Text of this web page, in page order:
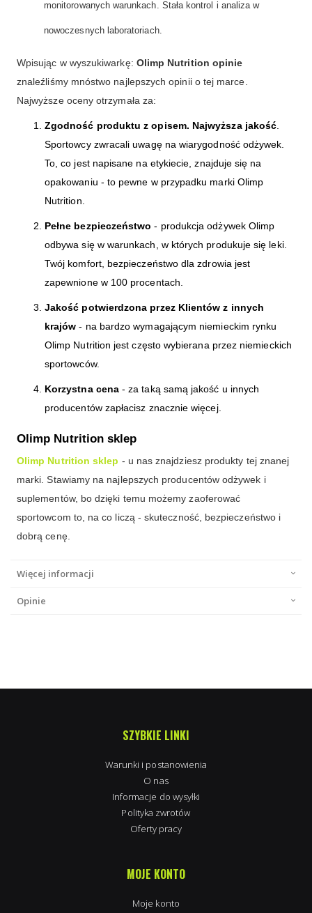
monitorowanych warunkach. Stała kontrol i analiza w
nowoczesnych laboratoriach.
Wpisując w wyszukiwarkę: Olimp Nutrition opinie
znaleźliśmy mnóstwo najlepszych opinii o tej marce.
Najwyższe oceny otrzymała za:
Zgodność produktu z opisem. Najwyższa jakość
Sportowcy zwracali uwagę na wiarygodność odżywek.
To, co jest napisane na etykiecie, znajduje się na
opakowaniu - to pewne w przypadku marki Olimp
Nutrition.
Pełne bezpieczeństwo - produkcja odżywek Olimp
odbywa się w warunkach, w których produkuje się leki.
Twój komfort, bezpieczeństwo dla zdrowia jest
zapewnione w 100 procentach.
Jakość potwierdzona przez Klientów z innych
krajów - na bardzo wymagającym niemieckim rynku
Olimp Nutrition jest często wybierana przez niemieckich
sportowców.
Korzystna cena- za taką samą jakość u innych
producentów zapłacisz znacznie więcej.
Olimp Nutrition sklep
Olimp Nutrition sklep - u nas znajdziesz produkty tej znanej
marki. Stawiamy na najlepszych producentów odżywek i
suplementów, bo dzięki temu możemy zaoferować
sportowcom to, na co liczą - skuteczność, bezpieczeństwo i
dobrą cenę.
Więcej informacji
Opinie
SZYBKIE LINKI
Warunki i postanowienia
O nas
Informacje do wysyłki
Polityka zwrotów
Oferty pracy
MOJE KONTO
Moje konto